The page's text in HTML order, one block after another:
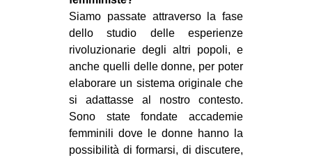
Siamo passate attraverso la fase
dello studio delle esperienze
rivoluzionarie degli altri popoli, e
anche quelli delle donne, per poter
elaborare un sistema originale che
si adattasse al nostro contesto.
Sono state fondate accademie
femminili dove le donne hanno la
possibilità di formarsi, di discutere,